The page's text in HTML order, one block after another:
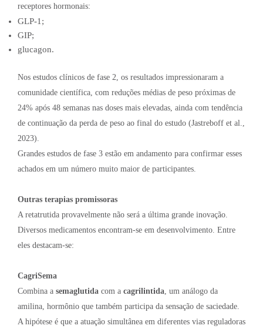
receptores hormonais:
GLP-1;
GIP;
glucagon.
Nos estudos clínicos de fase 2, os resultados impressionaram a
comunidade científica, com reduções médias de peso próximas de
24% após 48 semanas nas doses mais elevadas, ainda com tendência
de continuação da perda de peso ao final do estudo (Jastreboff et al.,
2023).
Grandes estudos de fase 3 estão em andamento para confirmar esses
achados em um número muito maior de participantes.
Outras terapias promissoras
A retatrutida provavelmente não será a última grande inovação.
Diversos medicamentos encontram-se em desenvolvimento. Entre
eles destacam-se:
CagriSema
Combina a semaglutida com a cagrilintida , um análogo da
amilina, hormônio que também participa da sensação de saciedade.
A hipótese é que a atuação simultânea em diferentes vias reguladoras